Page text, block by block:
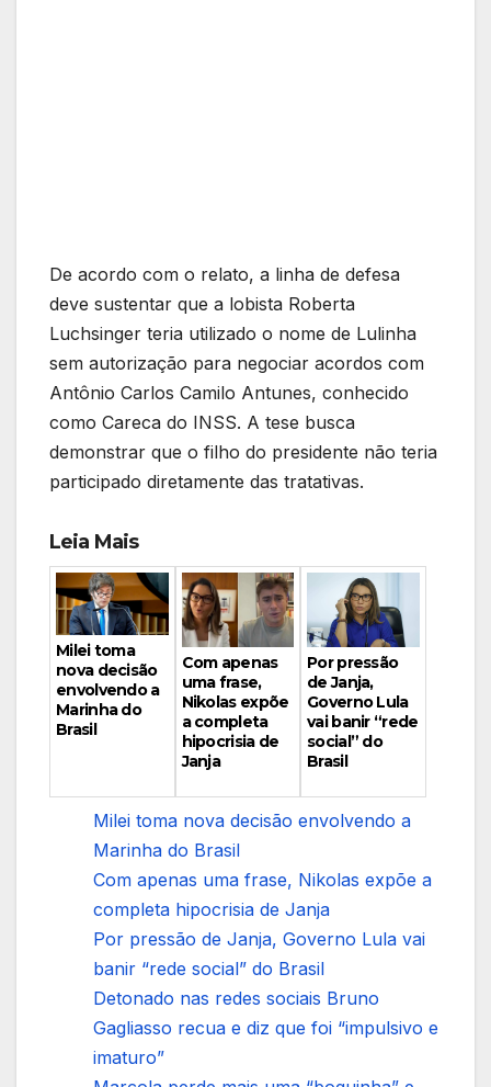
De acordo com o relato, a linha de defesa
deve sustentar que a lobista Roberta
Luchsinger teria utilizado o nome de Lulinha
sem autorização para negociar acordos com
Antônio Carlos Camilo Antunes, conhecido
como Careca do INSS. A tese busca
demonstrar que o filho do presidente não teria
participado diretamente das tratativas.
Leia Mais
Milei toma
nova decisão
envolvendo a
Marinha do
Brasil
Com apenas
uma frase,
Nikolas expõe
a completa
hipocrisia de
Janja
Por pressão
de Janja,
Governo Lula
vai banir “rede
social” do
Brasil
Milei toma nova decisão envolvendo a
Marinha do Brasil
Com apenas uma frase, Nikolas expõe a
completa hipocrisia de Janja
Por pressão de Janja, Governo Lula vai
banir “rede social” do Brasil
Detonado nas redes sociais Bruno
Gagliasso recua e diz que foi “impulsivo e
imaturo”